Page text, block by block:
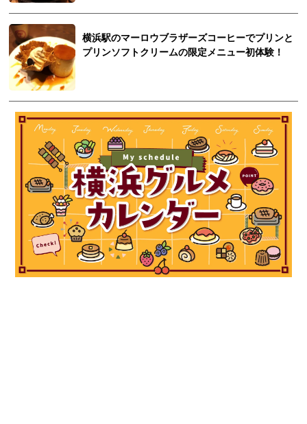
横浜駅のマーロウブラザーズコーヒーでプリンと
プリンソフトクリームの限定メニュー初体験！